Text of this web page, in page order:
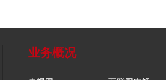
业务概况